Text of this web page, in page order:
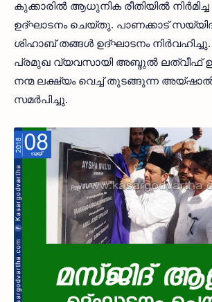
കുക്കാരില്‍ ആധുനിക രീതിയില്‍
ഉദ്ഘാടനം ചെയ്തു. പാണക്കാട്
ശിഹാബ് തങ്ങള്‍ ഉദ്ഘാടനം
പ്രമുഖ വ്യവസായി അബ്ദുല്‍ ലത്വീഫ്
നന്മ ലക്ഷ്യം വെച്ച് തുടങ്ങുന്ന
സമര്‍പിച്ചു.